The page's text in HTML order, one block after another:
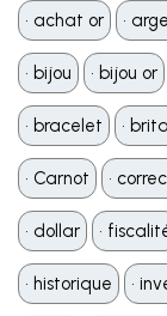
•️ achat or •️
•️ bijou •️ bijou or
•️ bracelet •️
•️ Carnot •️
•️ dollar •️
•️ historique •️